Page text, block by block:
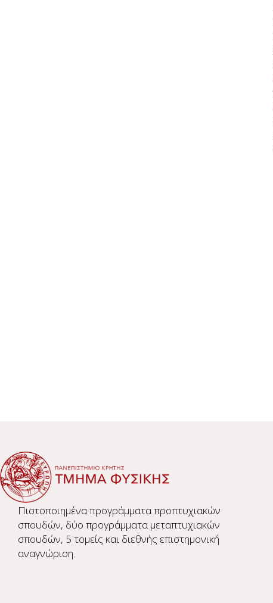
Πιστοποιημένα προγράμματα προπτυχιακών
σπουδών, δύο προγράμματα μεταπτυχιακών
σπουδών, 5 τομείς και διεθνής επιστημονική
αναγνώριση.